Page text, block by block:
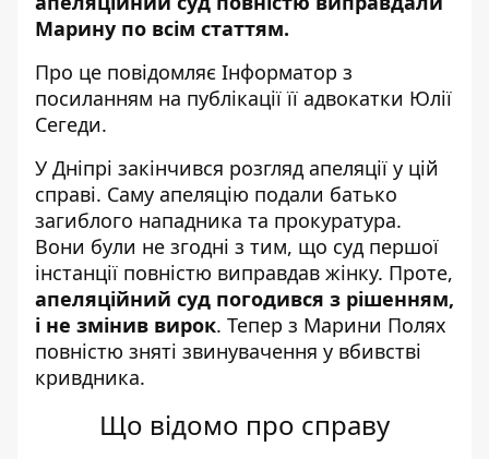
Марину по всім статтям.
Про це повідомляє Інформатор з
посиланням на публікації її адвокатки Юлії
Сегеди.
У Дніпрі закінчився розгляд апеляції у цій
справі. Саму апеляцію подали батько
загиблого нападника та прокуратура.
Вони були не згодні з тим, що суд першої
інстанції повністю виправдав жінку. Проте,
апеляційний суд погодився з рішенням,
і не змінив вирок. Тепер з Марини Полях
повністю зняті звинувачення у вбивстві
кривдника.
Що відомо про справу